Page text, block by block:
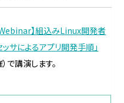
Webinar】組込みLinux開発者
サによるアプリ開発手順」
で講演します。